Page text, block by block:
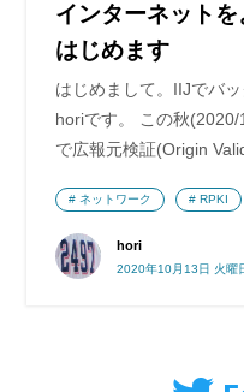
インターネット
はじめます
はじめまして。IIJでバ
horiです。 この秋
で広報元検証(Origin
hori
2020年10月13日 火曜
ネットワーク RPKI